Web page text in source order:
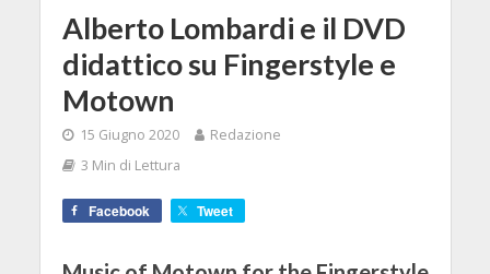
Alberto Lombardi e il DVD
didattico su Fingerstyle e
Motown
15 Giugno 2020
Redazione
3 Min di Lettura
Facebook Tweet